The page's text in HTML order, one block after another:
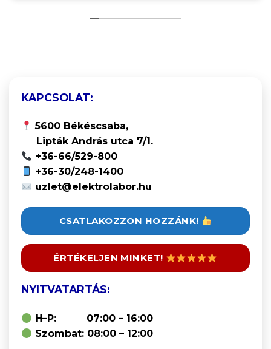
KAPCSOLAT:
5600 Békéscsaba,
Lipták András utca 7/1.
+36-66/529-800
+36-30/248-1400
uzlet@elektrolabor.hu
CSATLAKOZZON HOZZÁNK!
ÉRTÉKELJEN MINKET!
NYITVATARTÁS:
H–P: 07:00 – 16:00
Szombat: 08:00 – 12:00